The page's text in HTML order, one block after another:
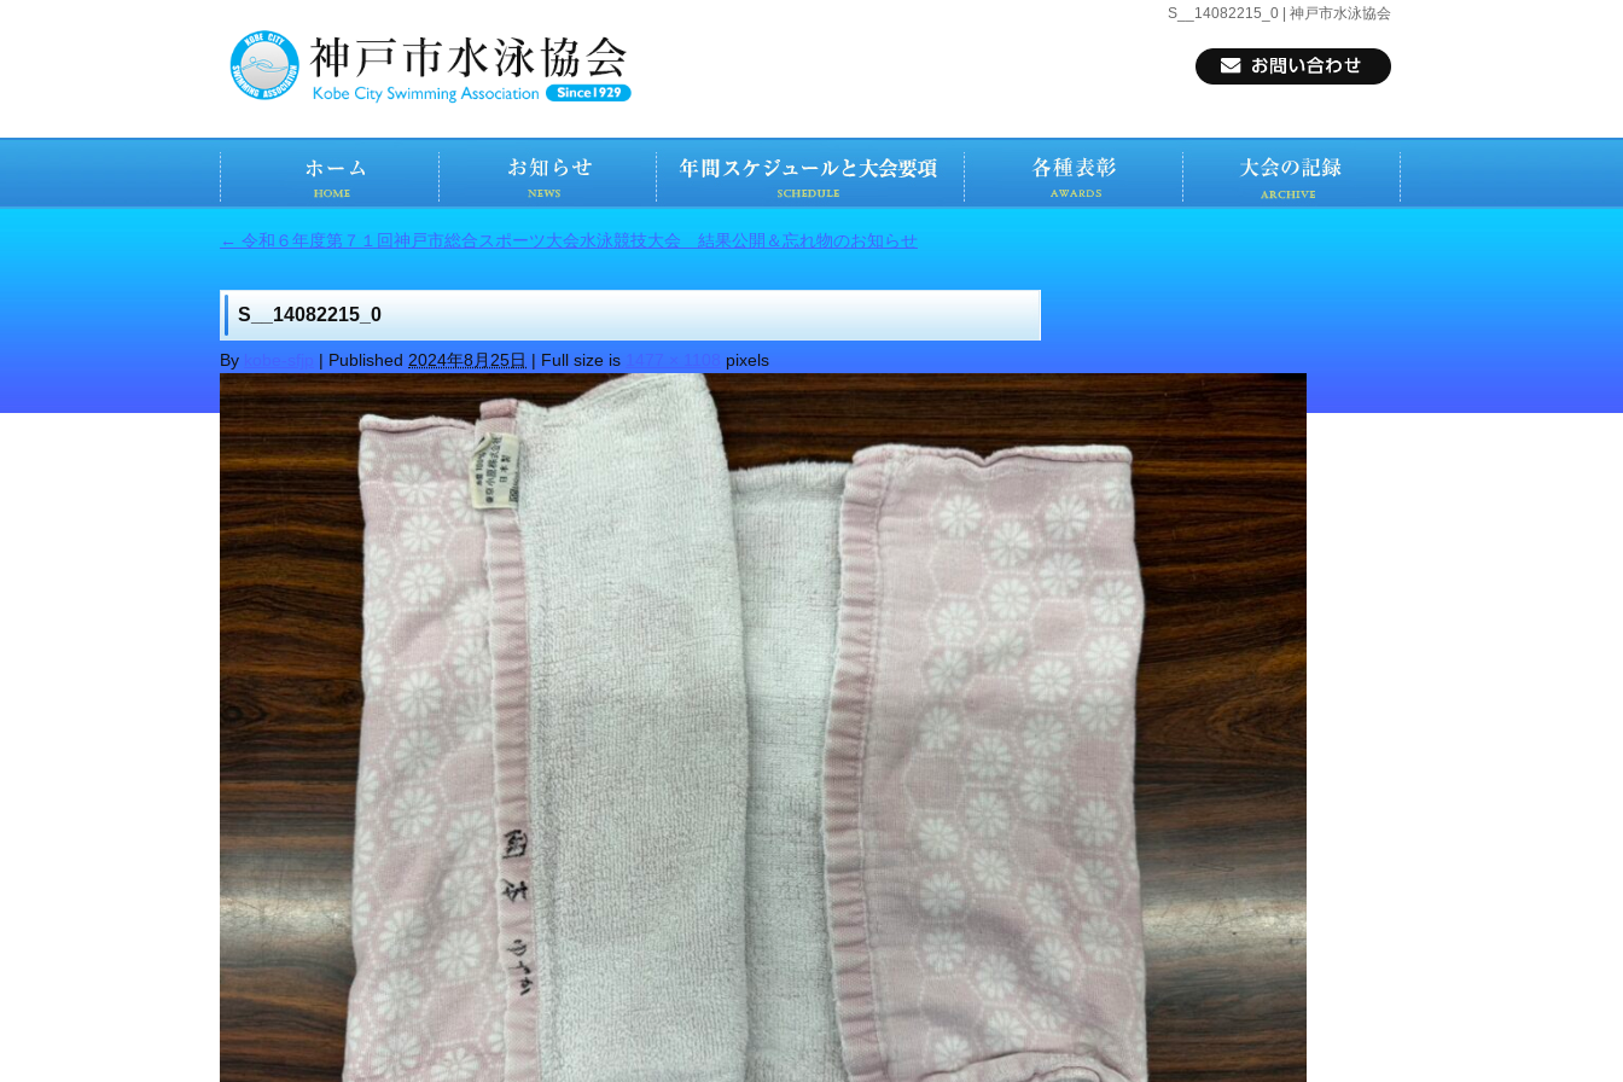
S__14082215_0 | 神戸市水泳協会
← 令和６年度第７１回神戸市総合スポーツ大会水泳競技大会 結果公開＆忘れ物のお知らせ
S__14082215_0
By kobe-sfjp | Published 2024年8月25日 | Full size is 1477 × 1108 pixels